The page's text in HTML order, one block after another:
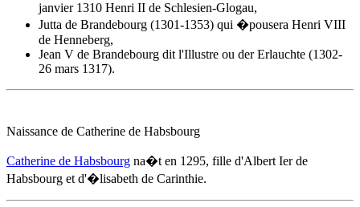
janvier 1310 Henri II de Schlesien-Glogau,
Jutta de Brandebourg (1301-1353) qui �pousera Henri VIII
de Henneberg,
Jean V de Brandebourg dit l'Illustre ou der Erlauchte (1302-
26 mars 1317).
Naissance de Catherine de Habsbourg
Catherine de Habsbourg na�t en 1295, fille d'Albert Ier de
Habsbourg et d'�lisabeth de Carinthie.